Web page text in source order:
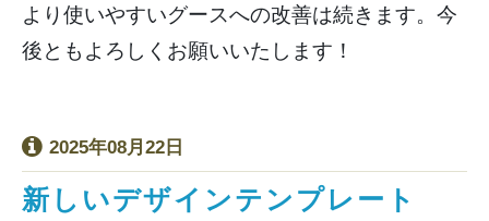
より使いやすいグースへの改善は続きます。今
後ともよろしくお願いいたします！
2025年08月22日
新しいデザインテンプレート